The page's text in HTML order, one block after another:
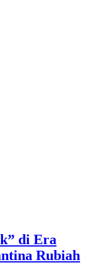
di Era
Rubiah